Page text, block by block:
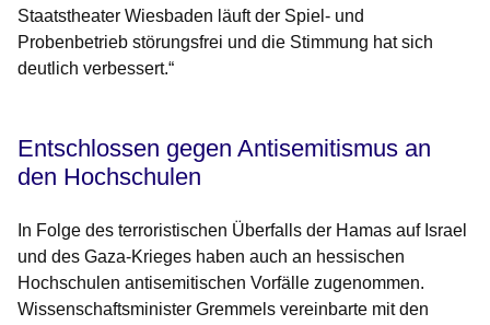
Staatstheater Wiesbaden läuft der Spiel- und
Probenbetrieb störungsfrei und die Stimmung hat sich
deutlich verbessert.“
Entschlossen gegen Antisemitismus an
den Hochschulen
In Folge des terroristischen Überfalls der Hamas auf Israel
und des Gaza-Krieges haben auch an hessischen
Hochschulen antisemitischen Vorfälle zugenommen.
Wissenschaftsminister Gremmels vereinbarte mit den